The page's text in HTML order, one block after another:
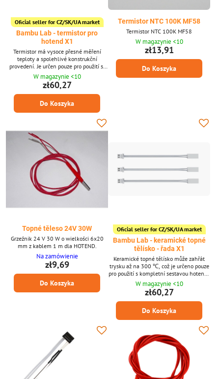
Oficial seller for CZ/SK/UA market
Bambu Lab - termistor pro
hotend X1
Termistor má vysoce přesné měření
teploty a spolehlivé konstrukční
provedení. Je určen pouze pro použití s ​​
kompletní sestavou hotendu Bambu Lab.
W magazynie <10
zł60,27
Do Koszyka
Termistor NTC 100K MF58
Termistor NTC 100K MF58
W magazynie <10
zł13,91
Do Koszyka
Topné těleso 24V 30W
Grzeźnik 24 V 30 W o wielkości 6x20
mm z kablem 1 m dla HOTEND.
Na zamówienie
zł9,69
Do Koszyka
Oficial seller for CZ/SK/UA market
Bambu Lab - keramické topné
tělísko - řada X1
Keramické topné tělísko může zahřát
trysku až na 300 ℃, což je určeno pouze
pro použití s ​​kompletní sestavou hotendu
společnosti Bambu Lab.
W magazynie <10
zł60,27
Do Koszyka